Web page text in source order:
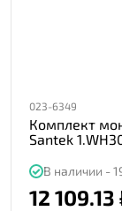
023-6349
Комплект
Santek
В наличии -
12 109.13